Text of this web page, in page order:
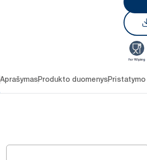
AprašymasProdukto duomenys